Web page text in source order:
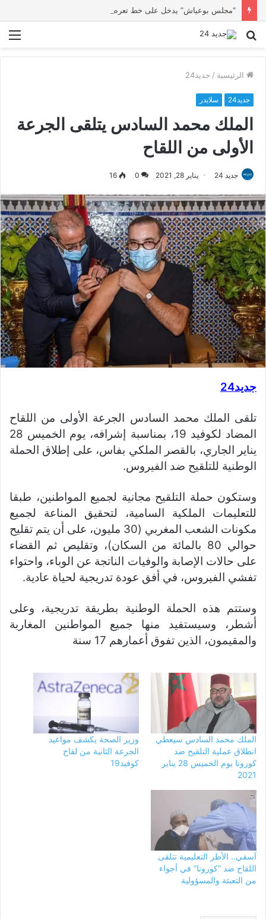
بحث
الرئيسية / جديد24
جديد24 سلايدر
الملك محمد السادس يتلقى الجرعة
الأولى من اللقاح
جديد 24 يناير 28, 2021 0
16
جديد24
تلقى الملك محمد السادس الجرعة الأولى من اللقاح
المضاد لكوفيد 19، بمناسبة إشرافه، يوم الخميس 28
يناير الجاري، بالقصر الملكي بفاس، على إطلاق الحملة
الوطنية للتلقيح ضد الفيروس.
وستكون حملة التلقيح مجانية لجميع المواطنين، طبقا
للتعليمات الملكية السامية، لتحقيق المناعة لجميع
مكونات الشعب المغربي (30 مليون، على أن يتم تقليح
حوالي 80 بالمائة من السكان)، وتقليص ثم القضاء
على حالات الإصابة والوفيات الناتجة عن الوباء، واحتواء
تفشي الفيروس، في أفق عودة تدريجية لحياة عادية.
وستتم هذه الحملة الوطنية بطريقة تدريجية، وعلى
أشطر، وسيستفيد منها جميع المواطنين المغاربة
والمقيمون، الذين تفوق أعمارهم 17 سنة
الملك محمد السادس سيعطي
انطلاق عملية التلقيح ضد
كورونا يوم الخميس 28 يناير
2021
وزير الصحة يكشف مواعيد
الجرعة الثانية من لقاح
كوفيد19
آسفي.. الأطر التعليمية تتلقى
اللقاح ضد “كورونا” في أجواء
من التعبئة والمسؤولية